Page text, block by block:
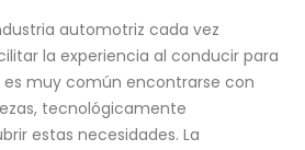
automotriz cada vez
la experiencia al conducir para
es muy común encontrarse con
tecnológicamente
estas necesidades. La